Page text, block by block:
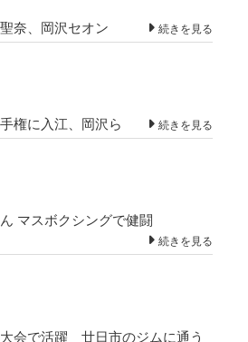
奈、岡沢セオン 続きを見る
権に入江、岡沢ら 続きを見る
マスボクシングで健闘
続きを見る
会で活躍 廿日市のジムに通う